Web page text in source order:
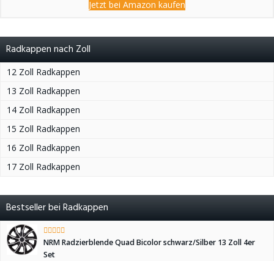
Jetzt bei Amazon kaufen
Radkappen nach Zoll
12 Zoll Radkappen
13 Zoll Radkappen
14 Zoll Radkappen
15 Zoll Radkappen
16 Zoll Radkappen
17 Zoll Radkappen
Bestseller bei Radkappen
NRM Radzierblende Quad Bicolor schwarz/Silber 13 Zoll 4er
Set